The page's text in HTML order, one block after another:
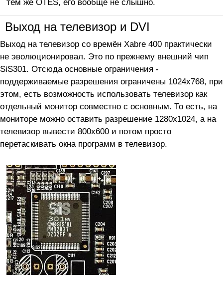
тем же OTES, его вообще не слышно.
Выход на телевизор и DVI
Выход на телевизор со времён Xabre 400 практически
не эволюционировал. Это по прежнему внешний чип
SiS301. Отсюда основные ограничения -
поддерживаемые разрешения ограничены 1024x768, при
этом, есть возможность использовать телевизор как
отдельный монитор совместно с основным. То есть, на
мониторе можно оставить разрешение 1280х1024, а на
телевизор вывести 800x600 и потом просто
перетаскивать окна программ в телевизор.